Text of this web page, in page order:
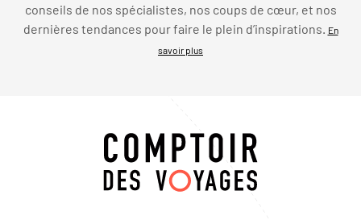
conseils de nos spécialistes, nos coups de cœur, et nos
dernières tendances pour faire le plein d’inspirations. En
savoir plus